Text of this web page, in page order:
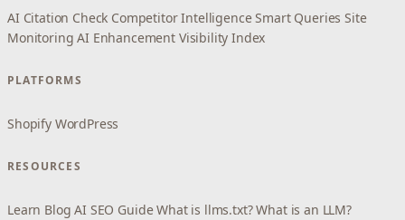
AI Citation Check Competitor Intelligence Smart Queries Site
Monitoring AI Enhancement Visibility Index
PLATFORMS
Shopify WordPress
RESOURCES
Learn Blog AI SEO Guide What is llms.txt? What is an LLM?